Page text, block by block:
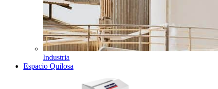
Industria
Espacio Quilosa